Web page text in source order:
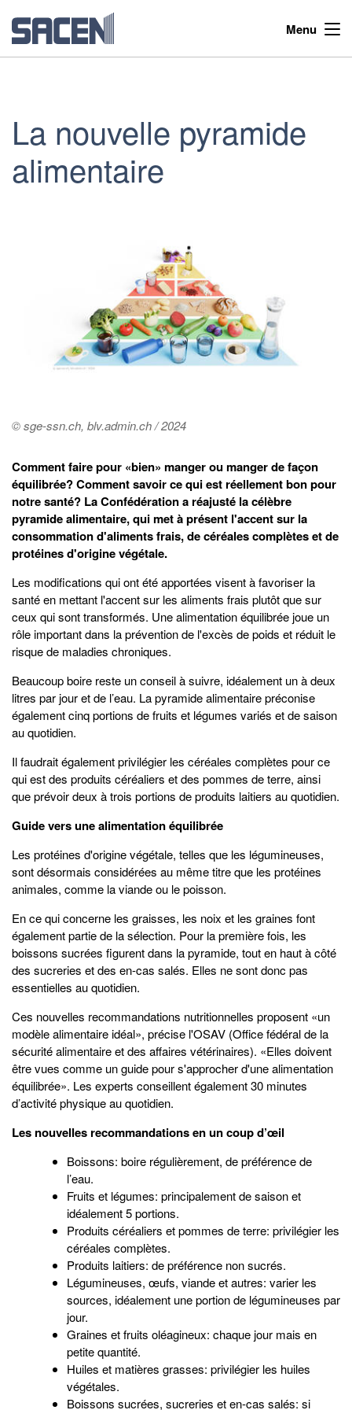
Menu
La nouvelle pyramide
alimentaire
© sge-ssn.ch, blv.admin.ch / 2024
Comment faire pour «bien» manger ou manger de façon
équilibrée? Comment savoir ce qui est réellement bon pour
notre santé? La Confédération a réajusté la célèbre
pyramide alimentaire, qui met à présent l'accent sur la
consommation d'aliments frais, de céréales complètes et de
protéines d'origine végétale.
Les modifications qui ont été apportées visent à favoriser la
santé en mettant l'accent sur les aliments frais plutôt que sur
ceux qui sont transformés. Une alimentation équilibrée joue un
rôle important dans la prévention de l'excès de poids et réduit le
risque de maladies chroniques.
Beaucoup boire reste un conseil à suivre, idéalement un à deux
litres par jour et de l’eau. La pyramide alimentaire préconise
également cinq portions de fruits et légumes variés et de saison
au quotidien.
Il faudrait également privilégier les céréales complètes pour ce
qui est des produits céréaliers et des pommes de terre, ainsi
que prévoir deux à trois portions de produits laitiers au quotidien.
Guide vers une alimentation équilibrée
Les protéines d'origine végétale, telles que les légumineuses,
sont désormais considérées au même titre que les protéines
animales, comme la viande ou le poisson.
En ce qui concerne les graisses, les noix et les graines font
également partie de la sélection. Pour la première fois, les
boissons sucrées figurent dans la pyramide, tout en haut à côté
des sucreries et des en-cas salés. Elles ne sont donc pas
essentielles au quotidien.
Ces nouvelles recommandations nutritionnelles proposent «un
modèle alimentaire idéal», précise l'OSAV (Office fédéral de la
sécurité alimentaire et des affaires vétérinaires). «Elles doivent
être vues comme un guide pour s'approcher d'une alimentation
équilibrée». Les experts conseillent également 30 minutes
d’activité physique au quotidien.
Les nouvelles recommandations en un coup d’œil
Boissons: boire régulièrement, de préférence de
l’eau.
Fruits et légumes: principalement de saison et
idéalement 5 portions.
Produits céréaliers et pommes de terre: privilégier les
céréales complètes.
Produits laitiers: de préférence non sucrés.
Légumineuses, œufs, viande et autres: varier les
sources, idéalement une portion de légumineuses par
jour.
Graines et fruits oléagineux: chaque jour mais en
petite quantité.
Huiles et matières grasses: privilégier les huiles
végétales.
Boissons sucrées, sucreries et en-cas salés: si